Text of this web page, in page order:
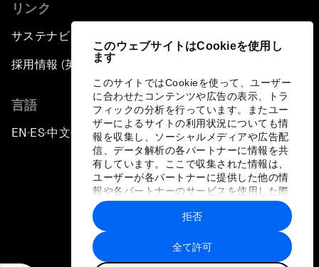
このウェブサイトはCookieを使用し
ます
このサイトではCookieを使って、ユーザー
に合わせたコンテンツや広告の表示、トラ
フィックの分析を行っています。またユー
ザーによるサイトの利用状況についても情
報を収集し、ソーシャルメディアや広告配
信、データ解析の各パートナーに情報を共
有しています。ここで収集された情報は、
ユーザーが各パートナーに提供した他の情
報や各パートナーのサービスを使用した際
に収集された情報と組み合わされ、各パー
トナーによって使用されることがありま
す。
全て許可
拒否
リンク
サステナビリティへの取り組み
採用情報 (英語のみ)
言語
EN ▪ ES▪中文▪ 日本語
プライバシーポリシーと利用規約
サイトマップ